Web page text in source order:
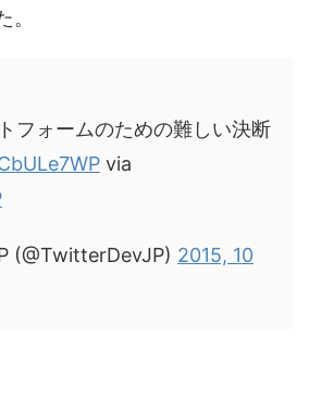
。
フォームのための難しい決断
via
(@TwitterDevJP) 2015, 10